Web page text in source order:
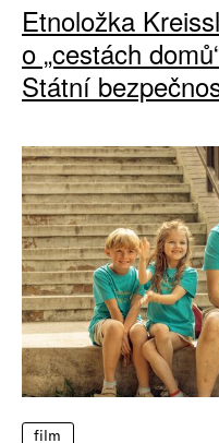
Etnoložka
o „cestách
Státní
film